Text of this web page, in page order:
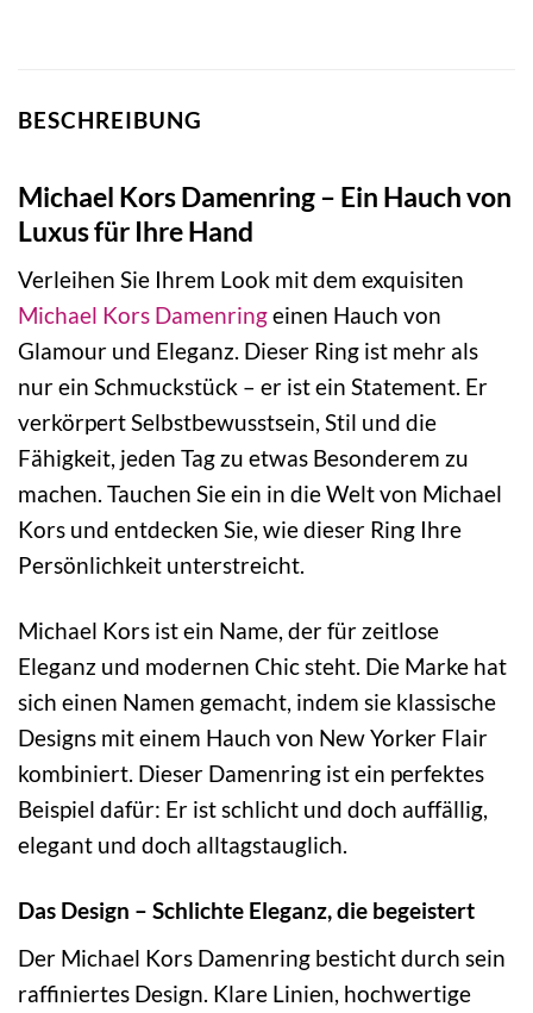
BESCHREIBUNG
Michael Kors Damenring – Ein Hauch von
Luxus für Ihre Hand
Verleihen Sie Ihrem Look mit dem exquisiten
Michael Kors Damenringeinen Hauch von
Glamour und Eleganz. Dieser Ring ist mehr als
nur ein Schmuckstück – er ist ein Statement. Er
verkörpert Selbstbewusstsein, Stil und die
Fähigkeit, jeden Tag zu etwas Besonderem zu
machen. Tauchen Sie ein in die Welt von Michael
Kors und entdecken Sie, wie dieser Ring Ihre
Persönlichkeit unterstreicht.
Michael Kors ist ein Name, der für zeitlose
Eleganz und modernen Chic steht. Die Marke hat
sich einen Namen gemacht, indem sie klassische
Designs mit einem Hauch von New Yorker Flair
kombiniert. Dieser Damenring ist ein perfektes
Beispiel dafür: Er ist schlicht und doch auffällig,
elegant und doch alltagstauglich.
Das Design – Schlichte Eleganz, die begeistert
Der Michael Kors Damenring besticht durch sein
raffiniertes Design. Klare Linien, hochwertige